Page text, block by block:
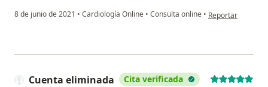
8 de junio de 2021 • Cardiología Online • Consulta online • en opinión del
Reportar
Cuenta eliminada Cita verificada